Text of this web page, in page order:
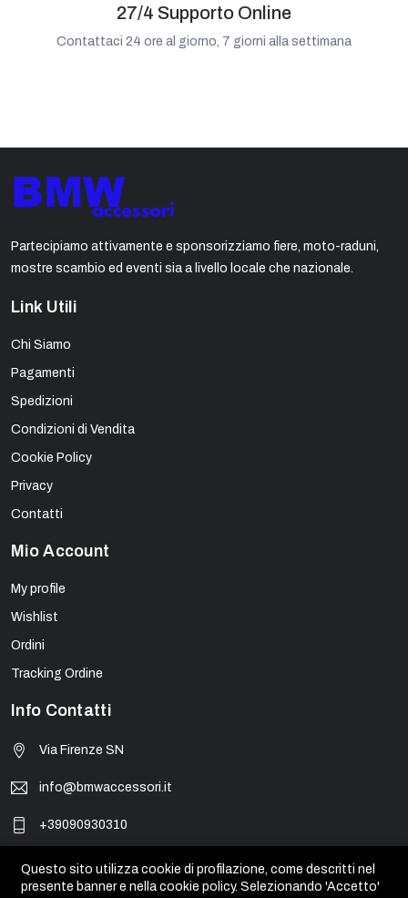
27/4 Supporto Online
Contattaci 24 ore al giorno, 7 giorni alla settimana
Partecipiamo attivamente e sponsorizziamo fiere, moto-raduni,
mostre scambio ed eventi sia a livello locale che nazionale.
Link Utili
Chi Siamo
Pagamenti
Spedizioni
Condizioni di Vendita
Cookie Policy
Privacy
Contatti
Mio Account
My profile
Wishlist
Ordini
Tracking Ordine
Info Contatti
Via Firenze SN
info@bmwaccessori.it
+39090930310
© BMW Accessori - PIVA 01931450835. Tutti i marchi, loghi e
Questo sito utilizza cookie di profilazione, come descritti nel
presente banner e nella cookie policy. Selezionando 'Accetto'